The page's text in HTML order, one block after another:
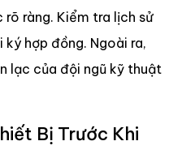
ràng. Kiểm tra lịch sử
hợp đồng. Ngoài ra,
lạc của đội ngũ kỹ thuật
Bị Trước Khi